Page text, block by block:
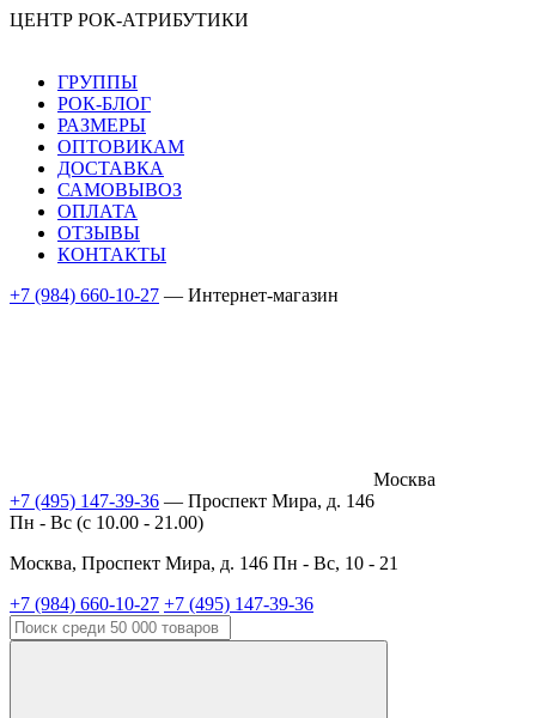
ЦЕНТР РОК-АТРИБУТИКИ
ГРУППЫ
РОК-БЛОГ
РАЗМЕРЫ
ОПТОВИКАМ
ДОСТАВКА
САМОВЫВОЗ
ОПЛАТА
ОТЗЫВЫ
КОНТАКТЫ
+7 (984) 660-10-27 — Интернет-магазин
Москва
+7 (495) 147-39-36 — Проспект Мира, д. 146
Пн - Вс (c 10.00 - 21.00)
Москва, Проспект Мира, д. 146 Пн - Вс, 10 - 21
+7 (984) 660-10-27 +7 (495) 147-39-36